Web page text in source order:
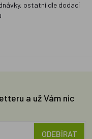
ostatní dle dodací
a už Vám nic
ODEBÍRAT